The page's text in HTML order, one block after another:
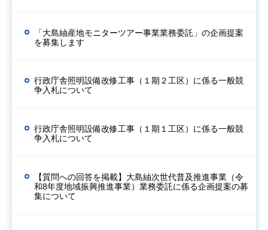
「大島紬産地モニターツアー事業業務委託」の企画提案
を募集します
行政庁舎照明設備改修工事（１期２工区）に係る一般競
争入札について
行政庁舎照明設備改修工事（１期１工区）に係る一般競
争入札について
【質問への回答を掲載】大島紬次世代普及推進事業（令
和8年度地域振興推進事業）業務委託に係る企画提案の募
集について